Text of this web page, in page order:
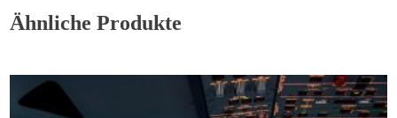
mehrere
Optionen
Ähnliche Produkte